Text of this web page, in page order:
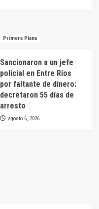
Primera Plana
Sancionaron a un jefe
policial en Entre Ríos
por faltante de dinero:
decretaron 55 días de
arresto
agosto 6, 2026